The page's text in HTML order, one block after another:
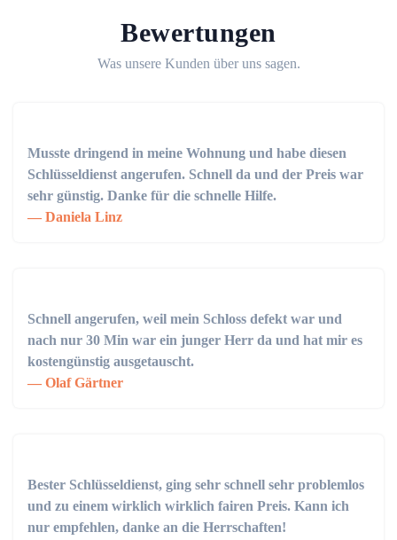
Bewertungen
Was unsere Kunden über uns sagen.
Musste dringend in meine Wohnung und habe diesen
Schlüsseldienst angerufen. Schnell da und der Preis war
sehr günstig. Danke für die schnelle Hilfe.
Daniela Linz
Schnell angerufen, weil mein Schloss defekt war und
nach nur 30 Min war ein junger Herr da und hat mir es
kostengünstig ausgetauscht.
Olaf Gärtner
Bester Schlüsseldienst, ging sehr schnell sehr problemlos
und zu einem wirklich wirklich fairen Preis. Kann ich
nur empfehlen, danke an die Herrschaften!